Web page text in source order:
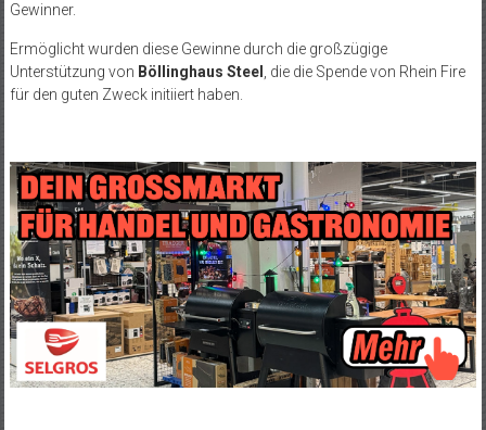
Gewinner.
Ermöglicht wurden diese Gewinne durch die großzügige
Unterstützung von Böllinghaus Steel , die die Spende von Rhein Fire
für den guten Zweck initiiert haben.